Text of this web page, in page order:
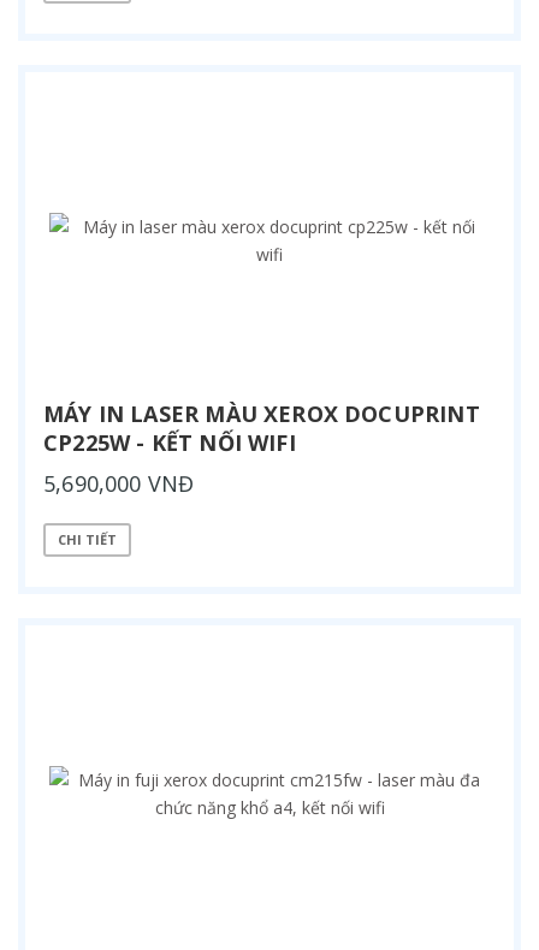
MÁY IN LASER MÀU XEROX DOCUPRINT
CP225W - KẾT NỐI WIFI
5,690,000 VNĐ
CHI TIẾT